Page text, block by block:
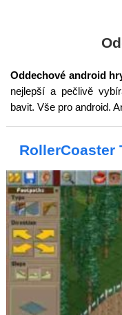
Oddechové android
nejlepší a pečlivě
bavit. Vše pro android.
RollerCoaster